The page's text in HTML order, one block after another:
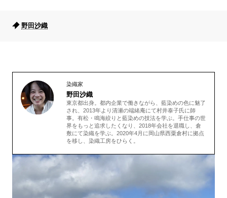
野田沙織
染織家
野田沙織
東京都出身。都内企業で働きながら、藍染めの色に魅了
され、2013年より清瀬の端緒庵にて村井泰子氏に師
事。有松・鳴海絞りと藍染めの技法を学ぶ。手仕事の世
界をもっと追求したくなり、2018年会社を退職し、倉
敷にて染織を学ぶ。2020年4月に岡山県西粟倉村に拠点
を移し、染織工房をひらく。